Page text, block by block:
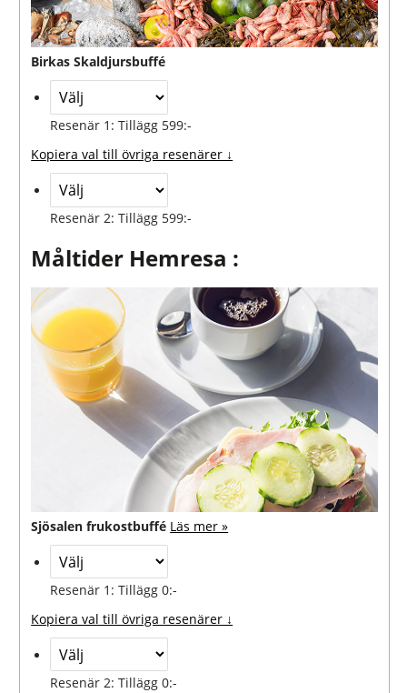
Birkas Skaldjursbuffé
Resenär 1: Tillägg 599:-
Kopiera val till övriga resenärer ↓
Resenär 2: Tillägg 599:-
Måltider Hemresa :
Sjösalen frukostbuffé Läs mer »
Resenär 1: Tillägg 0:-
Kopiera val till övriga resenärer ↓
Resenär 2: Tillägg 0:-